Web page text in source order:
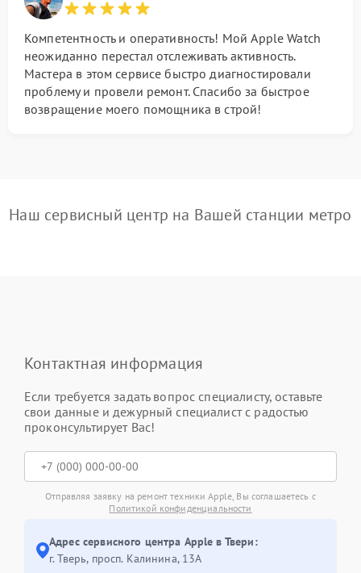
Компетентность и оперативность! Мой Apple Watch
неожиданно перестал отслеживать активность.
Мастера в этом сервисе быстро диагностировали
проблему и провели ремонт. Спасибо за быстрое
возвращение моего помощника в строй!
Наш сервисный центр на Вашей станции метро
Контактная информация
Если требуется задать вопрос специалисту, оставьте
свои данные и дежурный специалист с радостью
проконсультирует Вас!
Отправляя заявку на ремонт техники Apple, Вы соглашаетесь с
Политикой конфиденциальности
Адрес сервисного центра Apple в Твери:
г. Тверь, просп. Калинина, 13А